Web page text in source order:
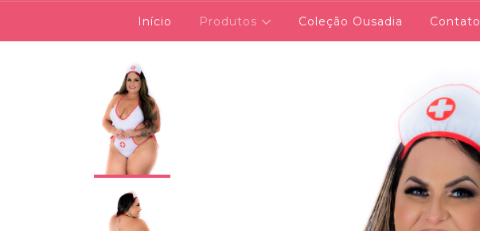
Início Produtos Coleção Ousadia Contato